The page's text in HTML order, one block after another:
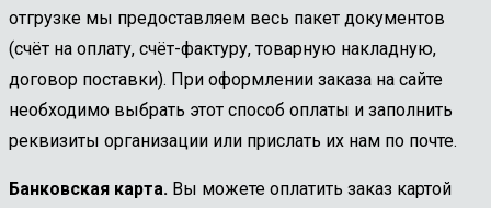
отгрузке мы предоставляем весь пакет документов
(счёт на оплату, счёт-фактуру, товарную накладную,
договор поставки). При оформлении заказа на сайте
необходимо выбрать этот способ оплаты и заполнить
реквизиты организации или прислать их нам по почте.
Банковская карта. Вы можете оплатить заказ картой